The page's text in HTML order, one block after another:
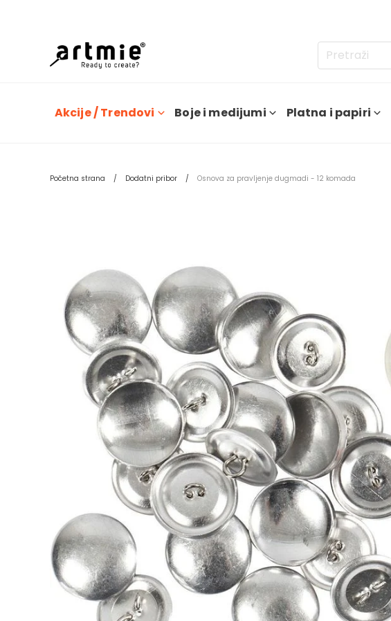
Akcije / Trendovi Boje i medijumi Platna i papiri
Početna strana Dodatni pribor Osnova za pravljenje dugmadi - 12 komada